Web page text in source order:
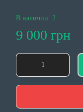
В наличии: 2
9 000 грн